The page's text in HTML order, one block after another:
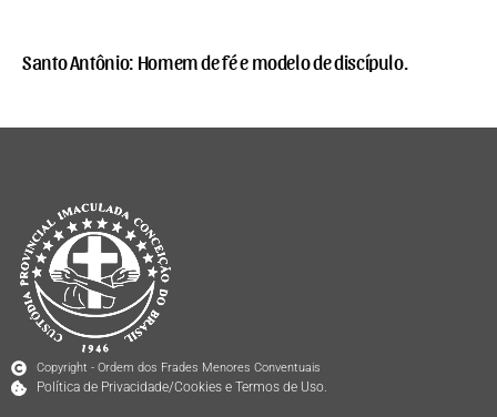
Santo Antônio: Homem de fé e modelo de discípulo.
Copyright - Ordem dos Frades Menores Conventuais
Política de Privacidade/Cookies e Termos de Uso.